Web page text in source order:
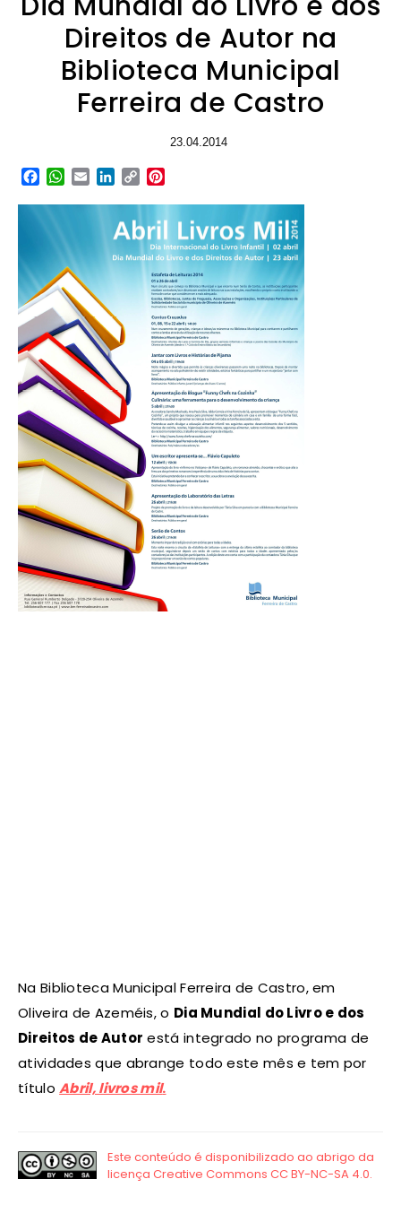
Direitos de Autor na
Biblioteca Municipal
Ferreira de Castro
23.04.2014
Facebook
WhatsApp
EmailLinkedIn
Copy
Na Biblioteca Municipal Ferreira de Castro, em
Oliveira de Azeméis, o Dia Mundial do Livro e dos
Direitos de Autor está integrado no programa de
atividades que abrange todo este mês e tem por
títuloAbril, livros mil.